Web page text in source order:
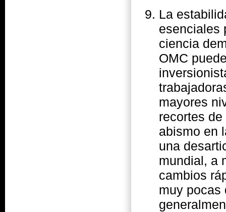
La
esenciales
ciencia
OMC
mayores
recortes
abismo en
una
mundial, a
cambios
muy pocas